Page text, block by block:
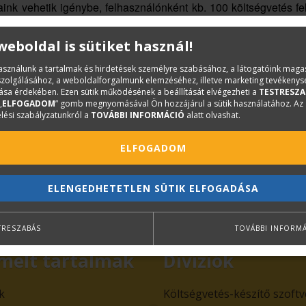
vehetik igénybe, felhasználónként kb. 100 költségvetés
egy másik szolgáltatás, a dokumentumtár
az alkalmazásával minden felhasználó részére a
a dokumentumtárból válik elérhetővé és letölthetővé a
mennyiségű papírfelhasználásunk és postai költségünk
tartalmak Divíziók
Költségvetés-készítő
is sütiket használ!
a tartalmak és hirdetések személyre szabásához, a látogatóink
a weboldalforgalmunk elemzéséhez, illetve marketing
érdekében. Ezen sütik működésének a beállítását elvégezheti a
ELFOGADOM” gomb megnyomásával Ön hozzájárul a sütik használatához. Az
szabályzatunkról a TOVÁBBI INFORMÁCIÓ alatt olvashat.
ELFOGADOM
ELENGEDHETETLEN SÜTIK ELFOGADÁSA
TOVÁBBI